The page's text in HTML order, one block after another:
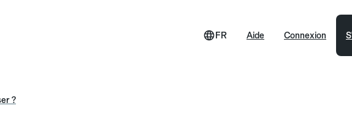
Aide
FR Connexion
?